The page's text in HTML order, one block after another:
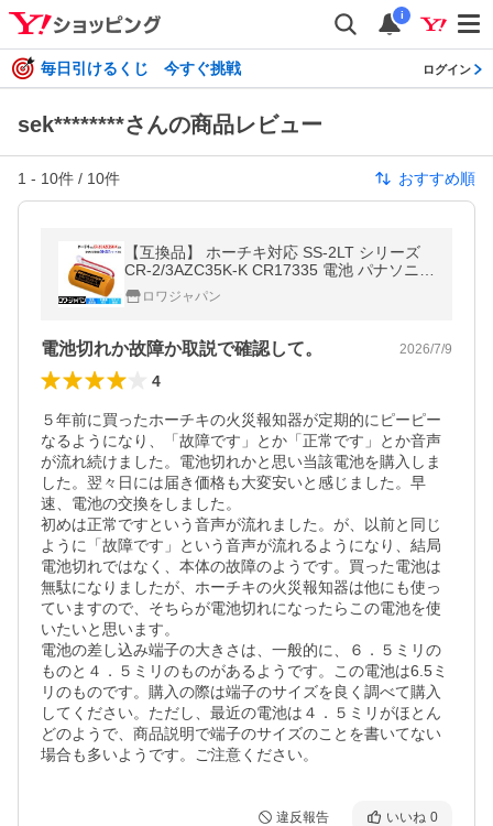
i
毎日引けるくじ 今すぐ挑戦 ログイン
sek********さんの商品レビュー
1 - 10件 / 10件 おすすめ順
【互換品】 ホーチキ対応 SS-2LT シリーズ
CR-2/3AZC35K-K CR17335 電池 パナソニッ
ク対応 住宅火災警報器 用 ロワジャパン
ロワジャパン
電池切れか故障か取説で確認して。 2026/7/9
4
５年前に買ったホーチキの火災報知器が定期的にピーピー
なるようになり、「故障です」とか「正常です」とか音声
が流れ続けました。電池切れかと思い当該電池を購入しま
した。翌々日には届き価格も大変安いと感じました。早
速、電池の交換をしました。
初めは正常ですという音声が流れました。が、以前と同じ
ように「故障です」という音声が流れるようになり、結局
電池切れではなく、本体の故障のようです。買った電池は
無駄になりましたが、ホーチキの火災報知器は他にも使っ
ていますので、そちらが電池切れになったらこの電池を使
いたいと思います。
電池の差し込み端子の大きさは、一般的に、６．５ミリの
ものと４．５ミリのものがあるようです。この電池は6.5ミ
リのものです。購入の際は端子のサイズを良く調べて購入
してください。ただし、最近の電池は４．５ミリがほとん
どのようで、商品説明で端子のサイズのことを書いてない
場合も多いようです。ご注意ください。
違反報告 いいね 0